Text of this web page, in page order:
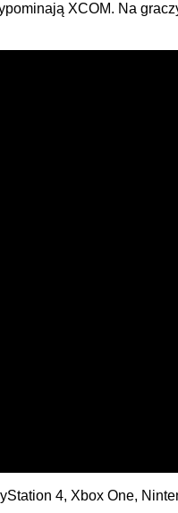
XCOM. Na
4, Xbox One,